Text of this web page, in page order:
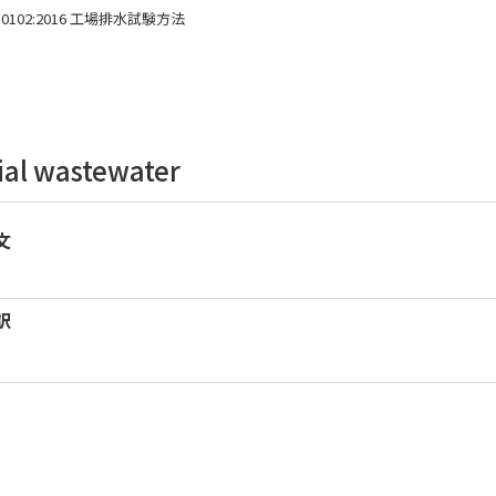
工場排水試験方法
wastewater